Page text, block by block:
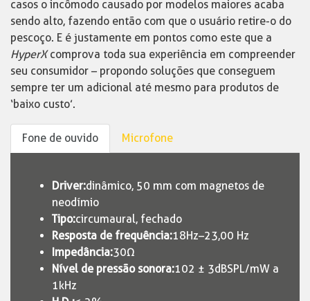
casos o incômodo causado por modelos maiores acaba
sendo alto, fazendo então com que o usuário retire-o do
pescoço. E é justamente em pontos como este que a
HyperXcomprova toda sua experiência em compreender
seu consumidor – propondo soluções que conseguem
sempre ter um adicional até mesmo para produtos de
‘baixo custo’.
Fone de ouvido Microfone
Driver:dinâmico, 50 mm com magnetos de
neodímio
Tipo:circumaural, fechado
Resposta de frequência:18Hz–23,00 Hz
Impedância:30Ω
Nível de pressão sonora:102 ± 3dBSPL/mW a
1kHz